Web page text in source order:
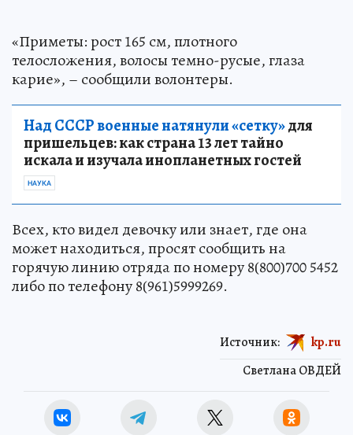
«Приметы: рост 165 см, плотного
телосложения, волосы темно-русые, глаза
карие», – сообщили волонтеры.
Над СССР военные натянули «сетку»для
пришельцев: как страна 13 лет тайно
искала и изучала инопланетных гостей
НАУКА
Всех, кто видел девочку или знает, где она
может находиться, просят сообщить на
горячую линию отряда по номеру 8(800)700 5452
либо по телефону 8(961)5999269.
Светлана ОВДЕЙ
Источник: kp.ru